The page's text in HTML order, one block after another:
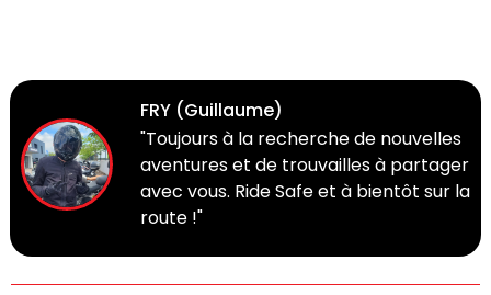
FRY (Guillaume)
"Toujours à la recherche de nouvelles
aventures et de trouvailles à partager
avec vous. Ride Safe et à bientôt sur la
route !"